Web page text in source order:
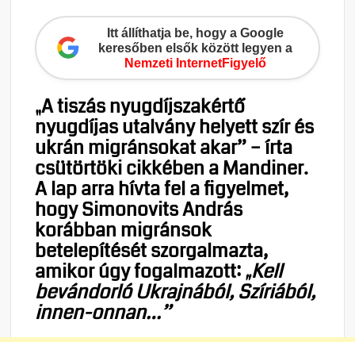
Itt állíthatja be, hogy a Google
keresőben elsők között legyen a
Nemzeti InternetFigyelő
„A tiszás nyugdíjszakértő
nyugdíjas utalvány helyett szír és
ukrán migránsokat akar” – írta
csütörtöki cikkében a Mandiner.
A lap arra hívta fel a figyelmet,
hogy Simonovits András
korábban migránsok
betelepítését szorgalmazta,
amikor úgy fogalmazott:„Kell
bevándorló Ukrajnából, Szíriából,
innen-onnan…”